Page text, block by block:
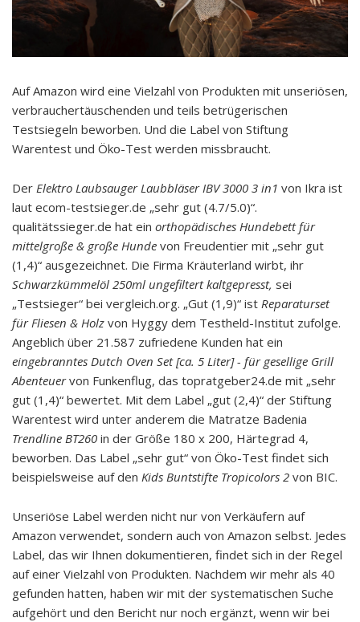
Auf Amazon wird eine Vielzahl von Produkten mit unseriösen,
verbrauchertäuschenden und teils betrügerischen
Testsiegeln beworben. Und die Label von Stiftung
Warentest und Öko-Test werden missbraucht.
Der Elektro Laubsauger Laubbläser IBV 3000 3 in1 von Ikra ist
laut ecom-testsieger.de „sehr gut (4.7/5.0)“.
qualitätssieger.de hat ein orthopädisches Hundebett für
mittelgroße & große Hunde von Freudentier mit „sehr gut
(1,4)“ ausgezeichnet. Die Firma Kräuterland wirbt, ihr
Schwarzkümmelöl 250ml ungefiltert kaltgepresst, sei
„Testsieger“ bei vergleich.org. „Gut (1,9)“ ist Reparaturset
für Fliesen & Holz von Hyggy dem Testheld-Institut zufolge.
Angeblich über 21.587 zufriedene Kunden hat ein
eingebranntes Dutch Oven Set [ca. 5 Liter] - für gesellige Grill
Abenteuervon Funkenflug, das topratgeber24.de mit „sehr
gut (1,4)“ bewertet. Mit dem Label „gut (2,4)“ der Stiftung
Warentest wird unter anderem die Matratze Badenia
Trendline BT260 in der Größe 180 x 200, Härtegrad 4,
beworben. Das Label „sehr gut“ von Öko-Test findet sich
beispielsweise auf den Kids Buntstifte Tropicolors 2 von BIC.
Unseriöse Label werden nicht nur von Verkäufern auf
Amazon verwendet, sondern auch von Amazon selbst. Jedes
Label, das wir Ihnen dokumentieren, findet sich in der Regel
auf einer Vielzahl von Produkten. Nachdem wir mehr als 40
gefunden hatten, haben wir mit der systematischen Suche
aufgehört und den Bericht nur noch ergänzt, wenn wir bei